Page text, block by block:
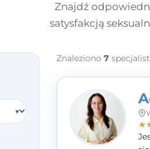
Znajdź
satysfakcją
Znaleziono 7
★